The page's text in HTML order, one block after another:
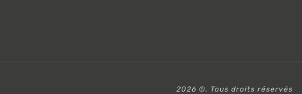
2026 ©, Tous droits réservés